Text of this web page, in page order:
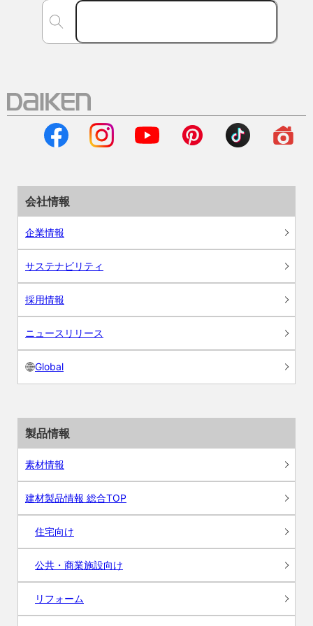
会社情報
企業情報
サステナビリティ
採用情報
ニュースリリース
Global
製品情報
素材情報
建材製品情報 総合TOP
住宅向け
公共・商業施設向け
リフォーム